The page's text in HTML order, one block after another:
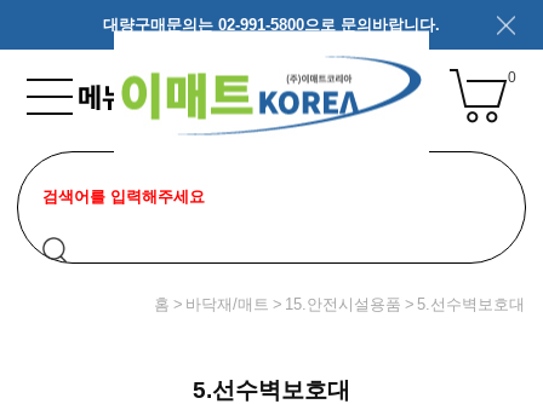
대량구매문의는 02-991-5800으로 문의바랍니다.
0
홈 바닥재/매트 15.안전시설용품 5.선수벽보호대
5.선수벽보호대